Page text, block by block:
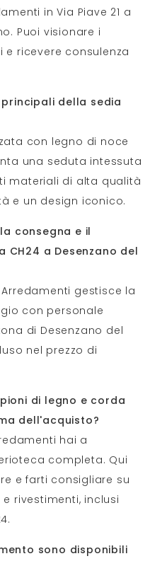
in Via Piave 21 a
Puoi visionare i
ricevere consulenza
della sedia
con legno di noce
una seduta intessuta
materiali di alta qualità
e un design iconico.
consegna e il
a Desenzano del
gestisce la
con personale
di Desenzano del
nel prezzo di
di legno e corda
dell'acquisto?
hai a
completa. Qui
e farti consigliare su
rivestimenti, inclusi
sono disponibili